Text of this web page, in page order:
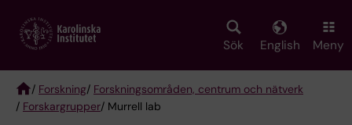
main
Sök English Meny
Breadcrumb
/ Forskning/ Forskningsområden, centrum och nätverk
/ Forskargrupper/ Murrell lab